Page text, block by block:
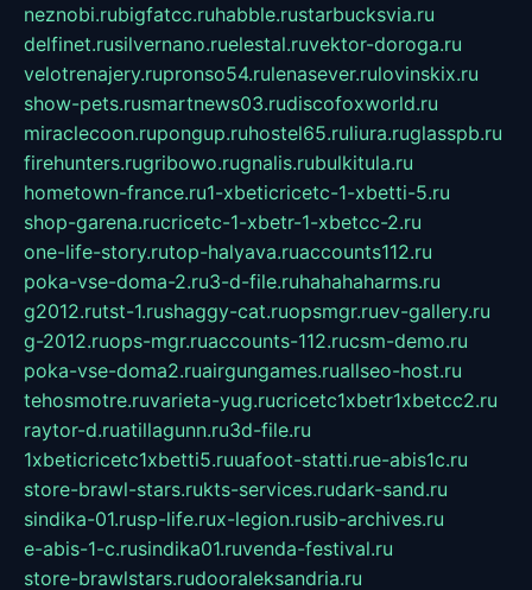
neznobi.rubigfatcc.ruhabble.rustarbucksvia.ru
delfinet.rusilvernano.ruelestal.ruvektor-doroga.ru
velotrenajery.rupronso54.rulenasever.rulovinskix.ru
show-pets.rusmartnews03.rudiscofoxworld.ru
miraclecoon.rupongup.ruhostel65.ruliura.ruglasspb.ru
firehunters.rugribowo.rugnalis.rubulkitula.ru
hometown-france.ru1-xbeticricetc-1-xbetti-5.ru
shop-garena.rucricetc-1-xbetr-1-xbetcc-2.ru
one-life-story.rutop-halyava.ruaccounts112.ru
poka-vse-doma-2.ru3-d-file.ruhahahaharms.ru
g2012.rutst-1.rushaggy-cat.ruopsmgr.ruev-gallery.ru
g-2012.ruops-mgr.ruaccounts-112.rucsm-demo.ru
poka-vse-doma2.ruairgungames.ruallseo-host.ru
tehosmotre.ruvarieta-yug.rucricetc1xbetr1xbetcc2.ru
raytor-d.ruatillagunn.ru3d-file.ru
1xbeticricetc1xbetti5.ruuafoot-statti.rue-abis1c.ru
store-brawl-stars.rukts-services.rudark-sand.ru
sindika-01.rusp-life.rux-legion.rusib-archives.ru
e-abis-1-c.rusindika01.ruvenda-festival.ru
store-brawlstars.rudooraleksandria.ru